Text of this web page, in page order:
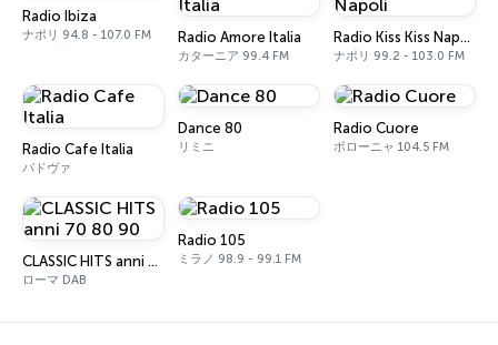
Radio Ibiza
ナポリ 94.8 - 107.0 FM Radio Amore Italia
カターニア 99.4 FM
Radio Kiss Kiss Napoli
ナポリ 99.2 - 103.0 FM
Radio Cafe Italia
パドヴァ
Dance 80
リミニ
Radio Cuore
ボローニャ 104.5 FM
CLASSIC HITS anni 70 80 90
ローマ DAB
Radio 105
ミラノ 98.9 - 99.1 FM